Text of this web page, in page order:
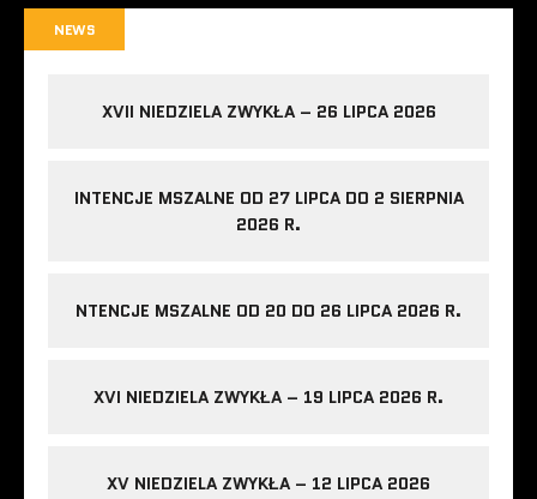
NEWS
XVII NIEDZIELA ZWYKŁA – 26 LIPCA 2026
INTENCJE MSZALNE OD 27 LIPCA DO 2 SIERPNIA
2026 R.
NTENCJE MSZALNE OD 20 DO 26 LIPCA 2026 R.
XVI NIEDZIELA ZWYKŁA – 19 LIPCA 2026 R.
XV NIEDZIELA ZWYKŁA – 12 LIPCA 2026